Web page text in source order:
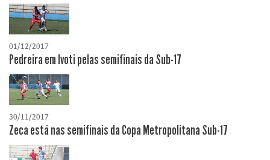
01/12/2017
Pedreira em Ivoti pelas semifinais da Sub-17
30/11/2017
Zeca está nas semifinais da Copa Metropolitana Sub-17